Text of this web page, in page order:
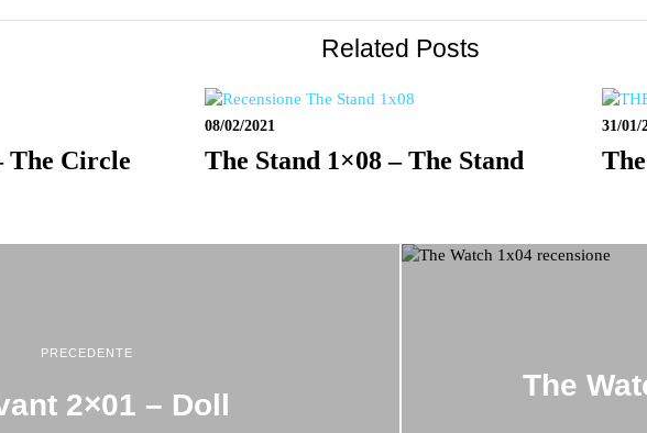
Related Posts
The Circle
08/02/2021
The Stand 1×08 – The Stand
31/01/
PRECEDENTE
2×01 – Doll
The